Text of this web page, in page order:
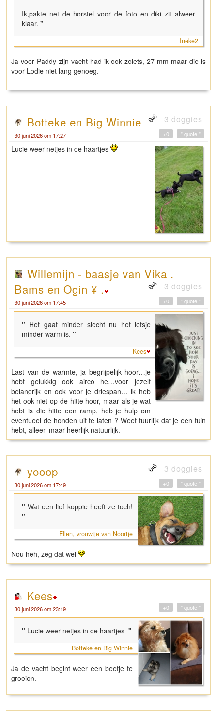
Ik,pakte net de horstel voor de foto en diki zit alweer
klaar. "
Ineke2
Ja voor Paddy zijn vacht had ik ook zoiets, 27 mm maar die is
voor Lodie niet lang genoeg.
Botteke en Big Winnie 3 doggies
30 juni 2026 om 17:27 " quote "
+0
Lucie weer netjes in de haartjes
Willemijn - baasje van Vika .
Bams en Ogin ¥ .
3 doggies
30 juni 2026 om 17:45 " quote "
+0
" Het gaat minder slecht nu het ietsje
minder warm is. "
Kees
Last van de warmte, ja begrijpelijk hoor…je
hebt gelukkig ook airco he…voor jezelf
belangrijk en ook voor je driespan… ik heb
het ook niet op de hitte hoor, maar als je wat
hebt is die hitte een ramp, heb je hulp om
eventueel de honden uit te laten ? Weet tuurlijk dat je een tuin
hebt, alleen maar heerlijk natuurlijk.
yooop 3 doggies
30 juni 2026 om 17:49 " quote "
+0
"Wat een lief koppie heeft ze toch!
"
Ellen, vrouwtje van Noortje
Nou heh, zeg dat wel
Kees
30 juni 2026 om 23:19 " quote "
+0
" Lucie weer netjes in de haartjes "
Botteke en Big Winnie
Ja de vacht begint weer een beetje te
groeien.